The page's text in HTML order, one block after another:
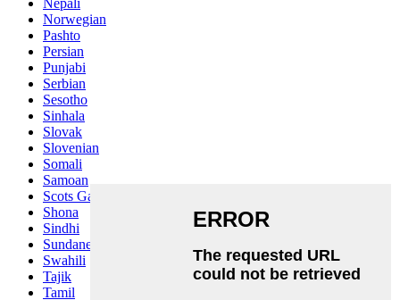
Nepali
Norwegian
Pashto
Persian
Punjabi
Serbian
Sesotho
Sinhala
Slovak
Slovenian
Somali
Samoan
Scots Gaelic
Shona
Sindhi
Sundanese
Swahili
Tajik
Tamil